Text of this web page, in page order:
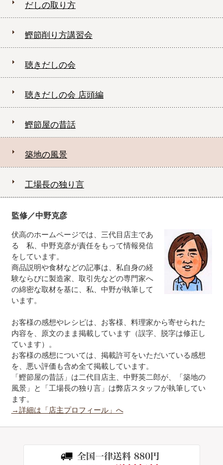
だしの取り方
鰹節削り方講習会
聴きだしの会
聴きだしの会 店頭編
鰹節屋の昔話
築地の風景
工場長の独り言
監修／中野克彦
伏高のホームページでは、三代目店主であ
る 私、中野克彦が責任をもって情報発信
をしています。
商品説明や食材などの記事は、私自身の経
験ならびに製造家、取引先などの専門家へ
の綿密な取材を基に、私、中野が執筆して
います。
お客様の感想やレシピは、お客様、料理家から寄せられた
内容を、原文のまま掲載しています（誤字、脱字は修正し
ています）。
お客様の感想については、掲載許可をいただいている感想
を、悪い評価も含め全て掲載しています。
「鰹節屋の昔話」は二代目店主、中野英二郎が、「築地の
風景」と「工場長の独り言」は弊店スタッフが執筆してい
ます。
→詳細は「店主プロフィール」へ